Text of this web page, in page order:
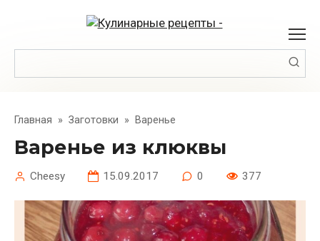
Главная » Заготовки » Варенье
Варенье из клюквы
Cheesy 15.09.2017 0 377